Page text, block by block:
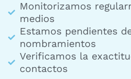
Monitorizamos
medios
Estamos pendientes
nombramientos
Verificamos la
contactos